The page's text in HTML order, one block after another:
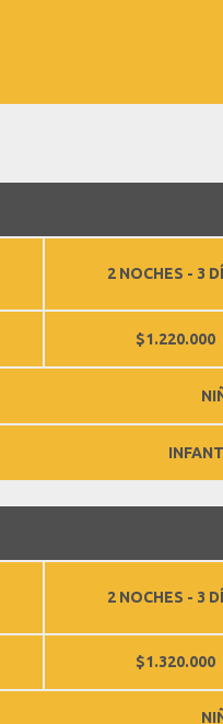
2 NOCHES - 3
$1.220.000
2 NOCHES - 3
$1.320.000